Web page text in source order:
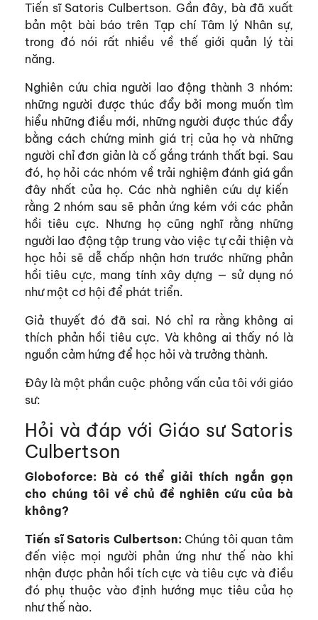
Tiến sĩ Satoris Culbertson. Gần đây, bà đã xuất
bản một bài báo trên Tạp chí Tâm lý Nhân sự,
trong đó nói rất nhiều về thế giới quản lý tài
năng.
Nghiên cứu chia người lao động thành 3 nhóm:
những người được thúc đẩy bởi mong muốn tìm
hiểu những điều mới, những người được thúc đẩy
bằng cách chứng minh giá trị của họ và những
người chỉ đơn giản là cố gắng tránh thất bại. Sau
đó, họ hỏi các nhóm về trải nghiệm đánh giá gần
đây nhất của họ. Các nhà nghiên cứu dự kiến ​​
rằng 2 nhóm sau sẽ phản ứng kém với các phản
hồi tiêu cực. Nhưng họ cũng nghĩ rằng những
người lao động tập trung vào việc tự cải thiện và
học hỏi sẽ dễ chấp nhận hơn trước những phản
hồi tiêu cực, mang tính xây dựng — sử dụng nó
như một cơ hội để phát triển.
Giả thuyết đó đã sai. Nó chỉ ra rằng không ai
thích phản hồi tiêu cực. Và không ai thấy nó là
nguồn cảm hứng để học hỏi và trưởng thành.
Đây là một phần cuộc phỏng vấn của tôi với giáo
sư:
Hỏi và đáp với Giáo sư Satoris
Culbertson
Globoforce: Bà có thể giải thích ngắn gọn
cho chúng tôi về chủ đề nghiên cứu của bà
không?
Tiến sĩ Satoris Culbertson: Chúng tôi quan tâm
đến việc mọi người phản ứng như thế nào khi
nhận được phản hồi tích cực và tiêu cực và điều
đó phụ thuộc vào định hướng mục tiêu của họ
như thế nào.